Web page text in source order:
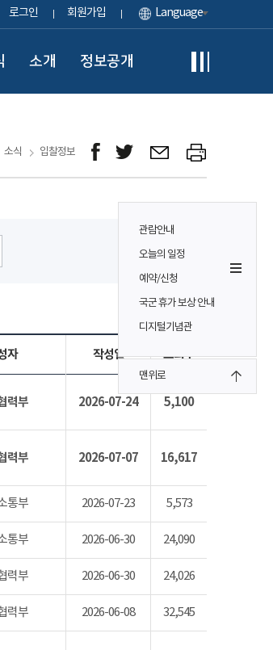
로그인 회원가입 Language
소개 정보공개
관람안내
오늘의 일정
예약/신청
국군 휴가 보상 안내
디지털기념관
맨위로
소식 입찰정보
자 작성일 조회수
력부 2026-07-24 5,100
력부 2026-07-07 16,617
통부 2026-07-23 5,573
통부 2026-06-30 24,090
력부 2026-06-30 24,026
력부 2026-06-08 32,545